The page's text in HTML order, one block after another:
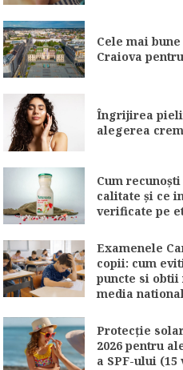
Cele mai
Craiova
Îngrijirea
alegerea
Cum
calitate și ce
verificate pe
Examenele
copii: cum
puncte si obtii
media
Protecție
2026 pentru
a SPF-ului (15